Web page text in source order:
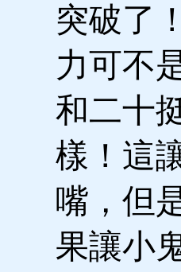
突破了
力可不
和二十
樣！這
嘴，但
果讓小